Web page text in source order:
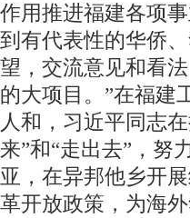
作用推进福建各项
到有代表性的华侨
望，交流意见和看
的大项目。”在福建
人和，习近平同志
来”和“走出去”，努
亚，在异邦他乡开
革开放政策，为海